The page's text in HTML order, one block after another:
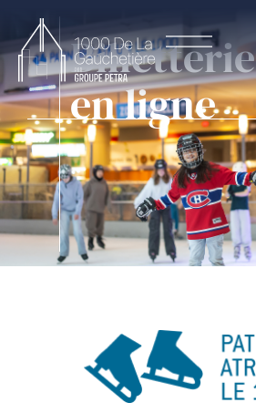
Billetterie
en ligne